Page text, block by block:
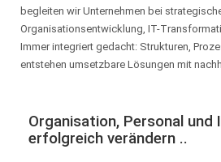
begleiten wir Unternehmen bei
Organisationsentwicklung, IT-
Immer integriert gedacht: Strukturen,
entstehen umsetzbare Lösungen mit
Organisation, Personal und
erfolgreich verändern ..